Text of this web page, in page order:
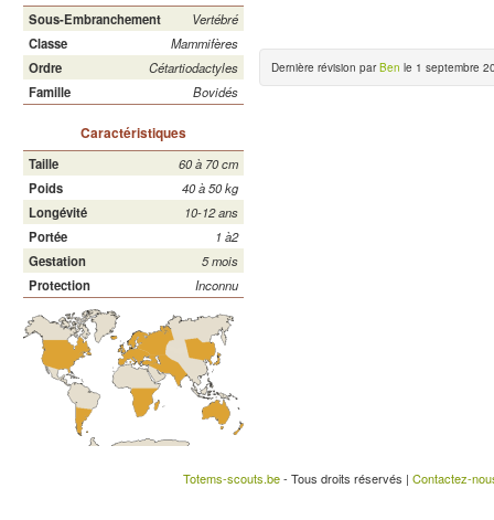
Sous-Embranchement
Vertébré
Classe
Mammifères
Ordre
Cétartiodactyles
Famille
Bovidés
Caractéristiques
Taille
60 à 70 cm
Poids
40 à 50 kg
Longévité
10-12 ans
Portée
1 à2
Gestation
5 mois
Protection
Inconnu
Dernière révision parBen le 1 septembre
Totems-scouts.be- Tous droits réservés | Contactez-